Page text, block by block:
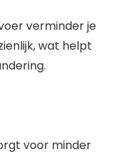
verminder je
wat helpt
voor minder